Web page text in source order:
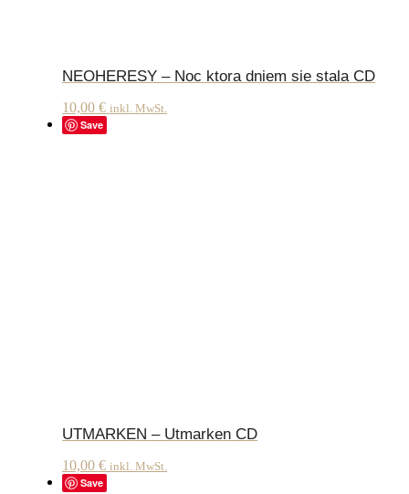
NEOHERESY – Noc ktora dniem sie stala CD
10,00 € inkl. MwSt.
Save
UTMARKEN – Utmarken CD
10,00 € inkl. MwSt.
Save